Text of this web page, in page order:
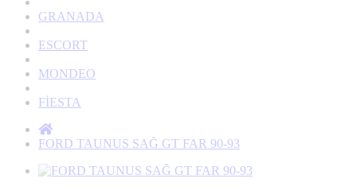
GRANADA
ESCORT
MONDEO
FİESTA
FORD TAUNUS SAĞ GT FAR 90-93